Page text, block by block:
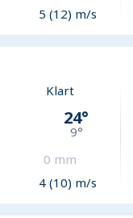
5 (12) m/s
Klart
24°
9°
0 mm
4 (10) m/s